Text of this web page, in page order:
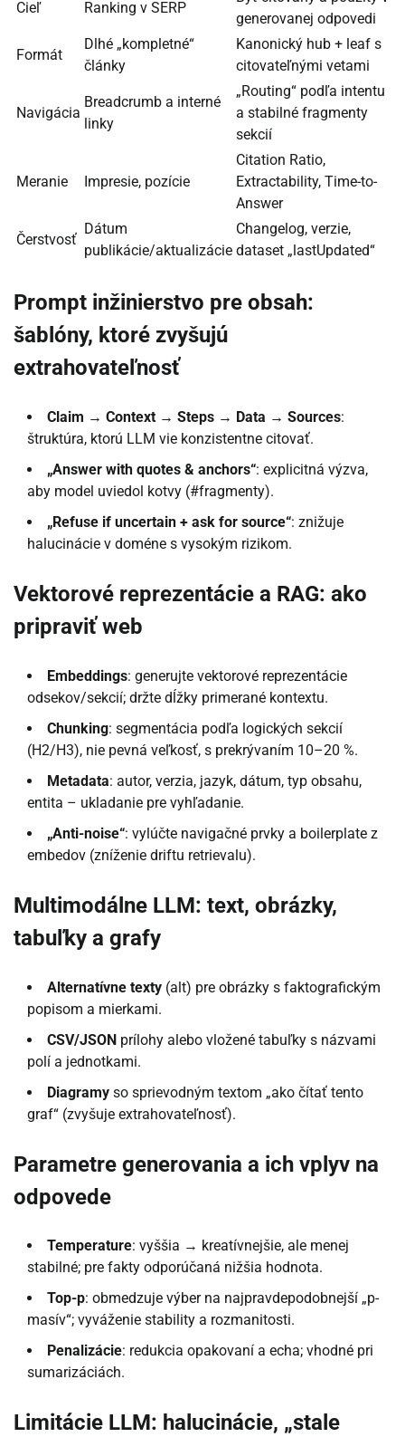
Cieľ Ranking v SERP
generovanej odpovedi
Formát
Dlhé „kompletné“
články
Kanonický hub + leaf s
citovateľnými vetami
Navigácia
Breadcrumb a interné
linky
„Routing“ podľa intentu
a stabilné fragmenty
sekcií
Meranie Impresie, pozície
Citation Ratio,
Extractability, Time-to-
Answer
Čerstvosť
Dátum
publikácie/aktualizácie
Changelog, verzie,
dataset „lastUpdated“
Prompt inžinierstvo pre obsah:
šablóny, ktoré zvyšujú
extrahovateľnosť
Claim → Context → Steps → Data → Sources:
štruktúra, ktorú LLM vie konzistentne citovať.
„Answer with quotes & anchors“: explicitná výzva,
aby model uviedol kotvy (#fragmenty).
„Refuse if uncertain + ask for source“: znižuje
halucinácie v doméne s vysokým rizikom.
Vektorové reprezentácie a RAG: ako
pripraviť web
Embeddings: generujte vektorové reprezentácie
odsekov/sekcií; držte dĺžky primerané kontextu.
Chunking: segmentácia podľa logických sekcií
(H2/H3), nie pevná veľkosť, s prekrývaním 10–20 %.
Metadata: autor, verzia, jazyk, dátum, typ obsahu,
entita – ukladanie pre vyhľadanie.
„Anti-noise“: vylúčte navigačné prvky a boilerplate z
embedov (zníženie driftu retrievalu).
Multimodálne LLM: text, obrázky,
tabuľky a grafy
Alternatívne texty (alt) pre obrázky s faktografickým
popisom a mierkami.
CSV/JSON prílohy alebo vložené tabuľky s názvami
polí a jednotkami.
Diagramy so sprievodným textom „ako čítať tento
graf“ (zvyšuje extrahovateľnosť).
Parametre generovania a ich vplyv na
odpovede
Temperature: vyššia → kreatívnejšie, ale menej
stabilné; pre fakty odporúčaná nižšia hodnota.
Top-p: obmedzuje výber na najpravdepodobnejší „p-
masív“; vyváženie stability a rozmanitosti.
Penalizácie: redukcia opakovaní a echa; vhodné pri
sumarizáciách.
Limitácie LLM: halucinácie, „stale